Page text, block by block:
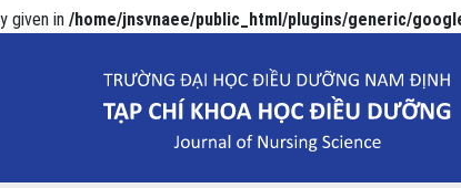
given in /home/jnsvnaee/public_html/plugins/generic/
tích cho trẻ dưới 5 tuổi của người chăm sóc chính tại phường